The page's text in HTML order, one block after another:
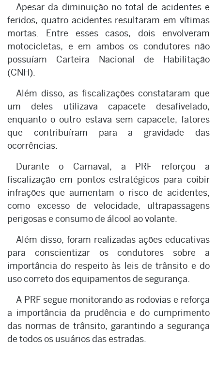
Apesar da diminuição no total de acidentes e
feridos, quatro acidentes resultaram em vítimas
mortas. Entre esses casos, dois envolveram
motocicletas, e em ambos os condutores não
possuíam Carteira Nacional de Habilitação
(CNH).
Além disso, as fiscalizações constataram que
um deles utilizava capacete desafivelado,
enquanto o outro estava sem capacete, fatores
que contribuíram para a gravidade das
ocorrências.
Durante o Carnaval, a PRF reforçou a
fiscalização em pontos estratégicos para coibir
infrações que aumentam o risco de acidentes,
como excesso de velocidade, ultrapassagens
perigosas e consumo de álcool ao volante.
Além disso, foram realizadas ações educativas
para conscientizar os condutores sobre a
importância do respeito às leis de trânsito e do
uso correto dos equipamentos de segurança.
A PRF segue monitorando as rodovias e reforça
a importância da prudência e do cumprimento
das normas de trânsito, garantindo a segurança
de todos os usuários das estradas.